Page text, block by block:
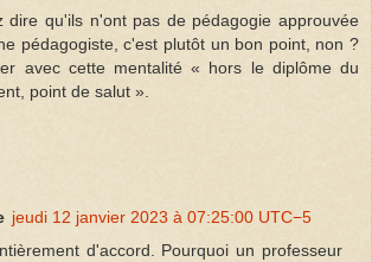
dire qu'ils n'ont pas de pédagogie approuvée
pédagogiste, c'est plutôt un bon point, non ?
avec cette mentalité « hors le diplôme du
point de salut ».
jeudi 12 janvier 2023 à 07:25:00 UTC−5
d'accord. Pourquoi un professeur